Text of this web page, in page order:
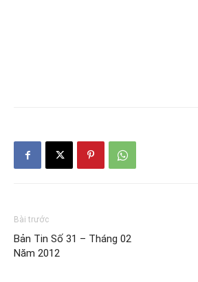
Bài trước
Bản Tin Số 31 – Tháng 02
Năm 2012